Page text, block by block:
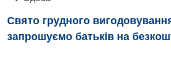
Свято грудного
запрошуємо батьків на